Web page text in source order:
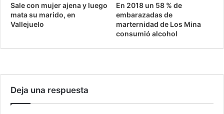
Sale con mujer ajena y luego
mata su marido, en
Vallejuelo
En 2018 un 58 % de
embarazadas de
marternidad de Los Mina
consumió alcohol
Deja una respuesta